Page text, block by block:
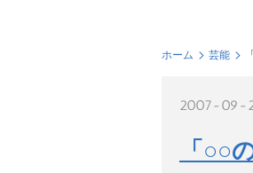
ホーム 芸能
2007-09-
「○○